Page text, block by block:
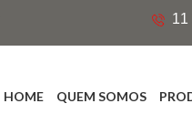
11
HOME QUEM SOMOS